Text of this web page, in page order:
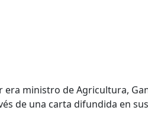
era ministro de Agricultura,
de una carta difundida en